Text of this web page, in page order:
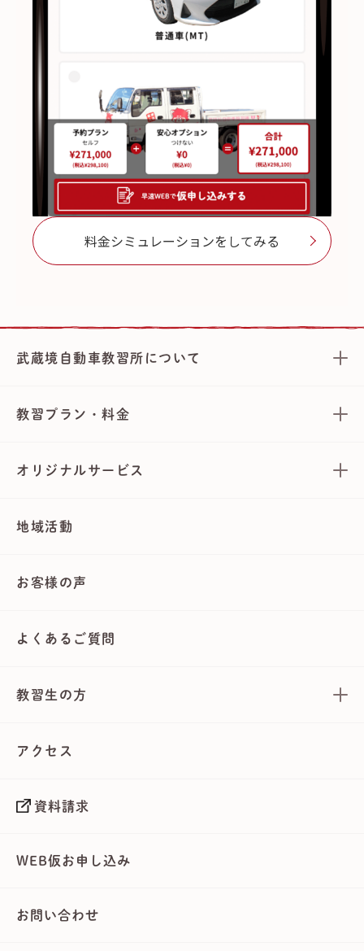
料金シミュレーションをしてみる
武蔵境自動車教習所について
教習プラン・料金
オリジナルサービス
地域活動
お客様の声
よくあるご質問
教習生の方
アクセス
資料請求
WEB仮お申し込み
お問い合わせ